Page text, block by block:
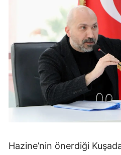
Hazine’nin önerdiği